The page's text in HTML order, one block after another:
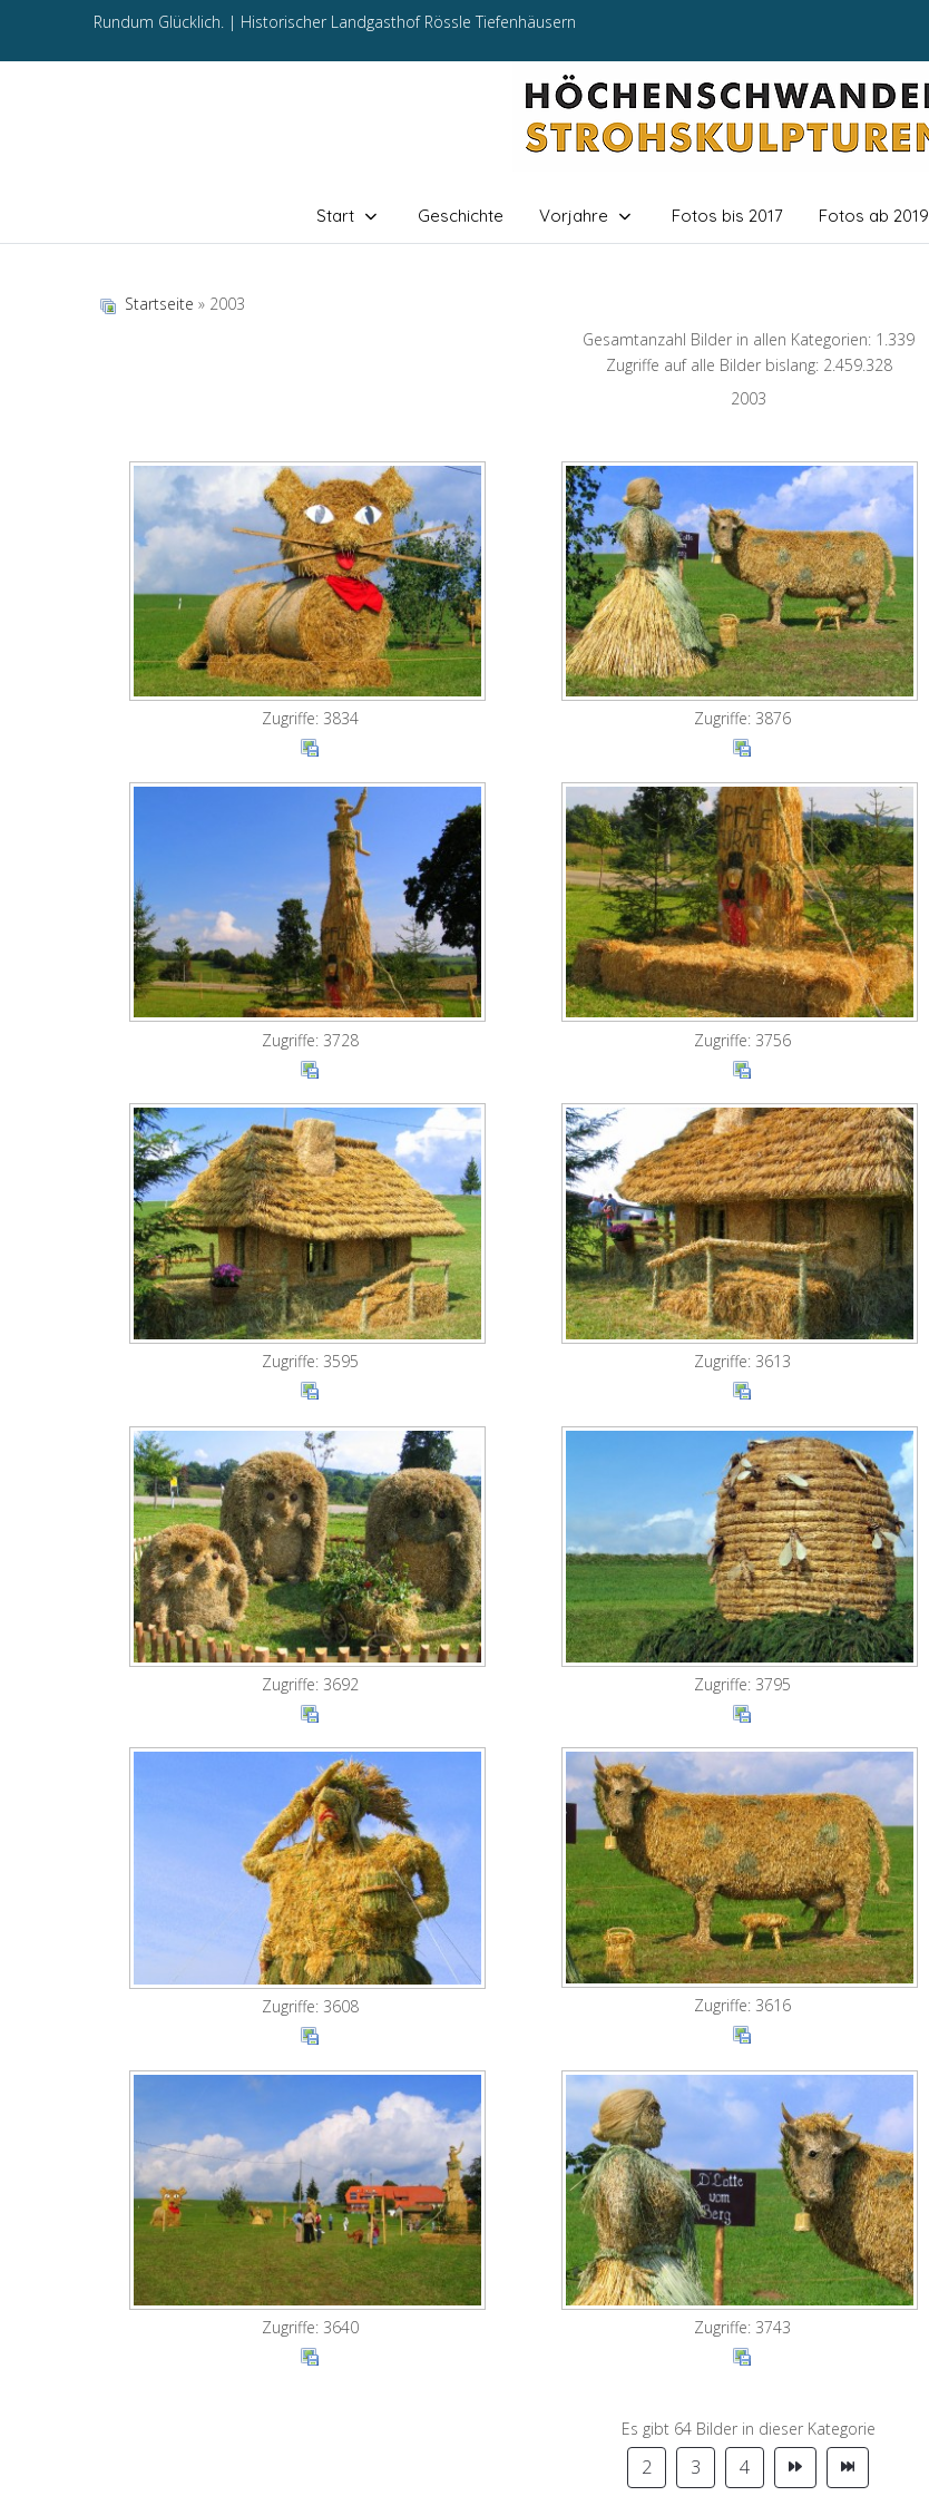
Rundum Glücklich. | Historischer Landgasthof Rössle Tiefenhäusern
Start Geschichte Vorjahre Fotos bis 2017 Fotos ab 2019
Startseite » 2003
Gesamtanzahl Bilder in allen Kategorien: 1.339
Zugriffe auf alle Bilder bislang: 2.459.328
2003
Zugriffe: 3834 Zugriffe: 3876
Zugriffe: 3728 Zugriffe: 3756
Zugriffe: 3595 Zugriffe: 3613
Zugriffe: 3692 Zugriffe: 3795
Zugriffe: 3608 Zugriffe: 3616
Zugriffe: 3640 Zugriffe: 3743
Es gibt 64 Bilder in dieser Kategorie
2 3 4